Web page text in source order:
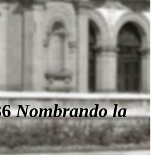
Nombrando la